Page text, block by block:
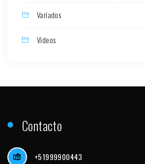
Variados
Videos
Contacto
+51999900443